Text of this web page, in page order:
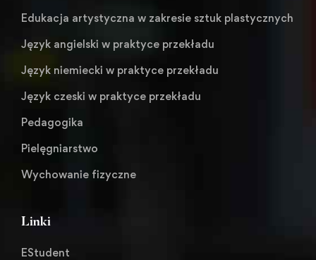
Edukacja artystyczna w zakresie sztuk plastycznych
Język angielski w praktyce przekładu
Język niemiecki w praktyce przekładu
Język czeski w praktyce przekładu
Pedagogika
Pielęgniarstwo
Wychowanie fizyczne
Linki
EStudent